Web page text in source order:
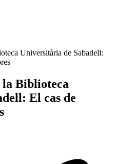
Universitària de Sabadell:
Biblioteca
El cas de